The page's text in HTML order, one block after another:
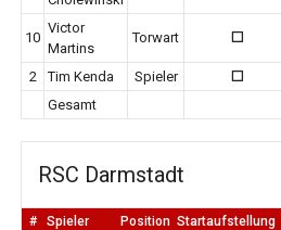
10
Victor
Martins
Torwart 0
2 Tim Kenda Spieler 0
Gesamt
RSC Darmstadt
# Spieler Position Startaufstellung